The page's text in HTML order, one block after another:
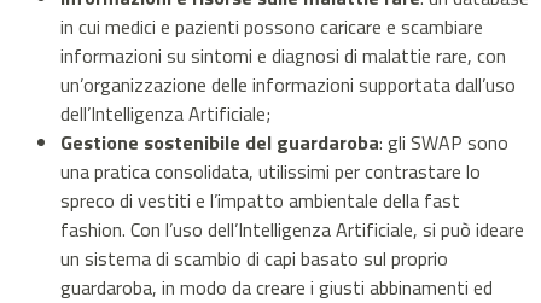
in cui medici e pazienti possono caricare e scambiare
informazioni su sintomi e diagnosi di malattie rare, con
un’organizzazione delle informazioni supportata dall’uso
dell’Intelligenza Artificiale;
Gestione sostenibile del guardaroba: gli SWAP sono
una pratica consolidata, utilissimi per contrastare lo
spreco di vestiti e l’impatto ambientale della fast
fashion. Con l’uso dell’Intelligenza Artificiale, si può ideare
un sistema di scambio di capi basato sul proprio
guardaroba, in modo da creare i giusti abbinamenti ed